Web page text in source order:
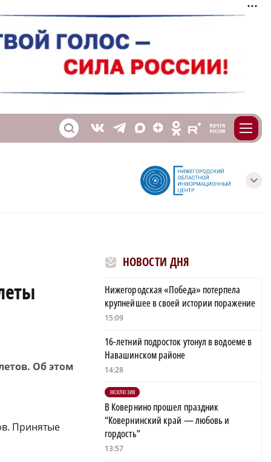
S V T X Z O E m
с
Об этом
Принятые
НОВОСТИ ДНЯ
Нижегородская «Победа» потерпела
крупнейшее в своей истории поражение
15:09
16-летний подросток утонул в водоеме в
Навашинском районе
14:28
ЭКСКЛЮЗИВ
В Ковернино прошел праздник
“Ковернинский край — любовь и
гордость”
13:57